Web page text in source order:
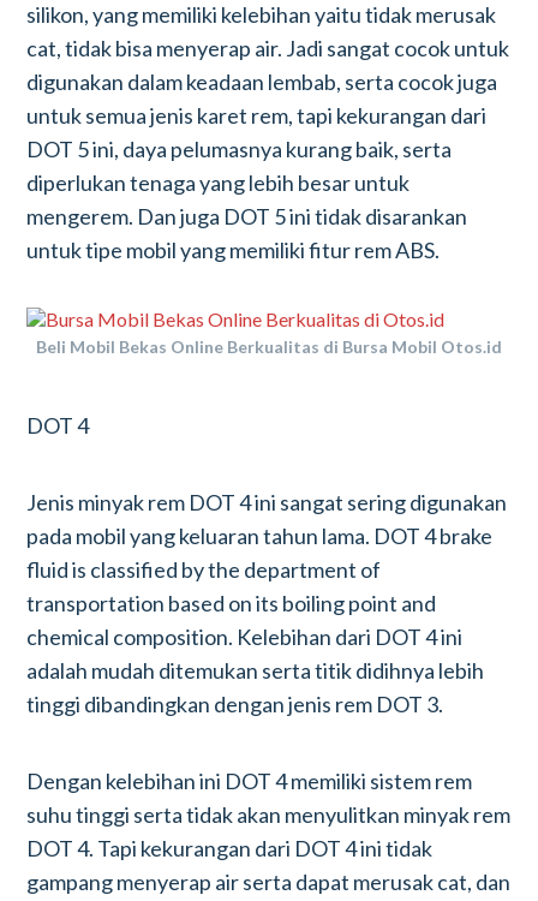
silikon, yang memiliki kelebihan yaitu tidak merusak
cat, tidak bisa menyerap air. Jadi sangat cocok untuk
digunakan dalam keadaan lembab, serta cocok juga
untuk semua jenis karet rem, tapi kekurangan dari
DOT 5 ini, daya pelumasnya kurang baik, serta
diperlukan tenaga yang lebih besar untuk
mengerem. Dan juga DOT 5 ini tidak disarankan
untuk tipe mobil yang memiliki fitur rem ABS.
Beli Mobil Bekas Online Berkualitas di Bursa Mobil Otos.id
DOT 4
Jenis minyak rem DOT 4 ini sangat sering digunakan
pada mobil yang keluaran tahun lama. DOT 4 brake
fluid is classified by the department of
transportation based on its boiling point and
chemical composition. Kelebihan dari DOT 4 ini
adalah mudah ditemukan serta titik didihnya lebih
tinggi dibandingkan dengan jenis rem DOT 3.
Dengan kelebihan ini DOT 4 memiliki sistem rem
suhu tinggi serta tidak akan menyulitkan minyak rem
DOT 4. Tapi kekurangan dari DOT 4 ini tidak
gampang menyerap air serta dapat merusak cat, dan